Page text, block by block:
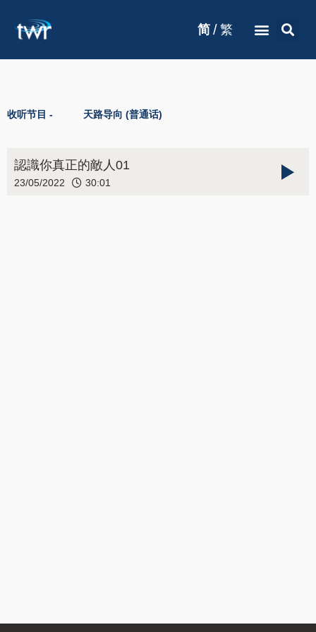
简 / 繁
收听节目 - 天路导向 (普通话)
認識你真正的敵人01
23/05/2022 30:01